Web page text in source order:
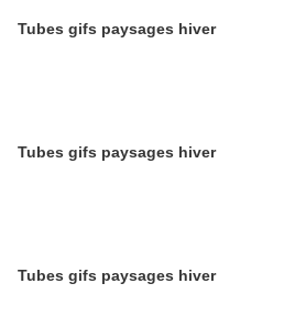
Tubes gifs paysages hiver
Tubes gifs paysages hiver
Tubes gifs paysages hiver